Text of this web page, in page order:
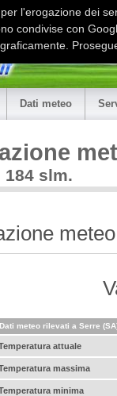
Dati meteo
184 slm.
Dati meteo rilevati a Serre
attuale
massima
minima
l'erogazione dei
condivise con